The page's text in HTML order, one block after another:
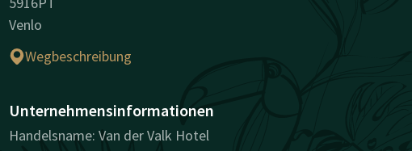
Venlo
Wegbeschreibung
Unternehmensinformationen
Handelsname: Van der Valk Hotel